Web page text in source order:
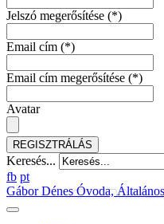
Jelszó megerősítése (*)
Email cím (*)
Email cím megerősítése (*)
Avatar
REGISZTRÁLÁS
Keresés...
fb pt
Gábor Dénes Óvoda,